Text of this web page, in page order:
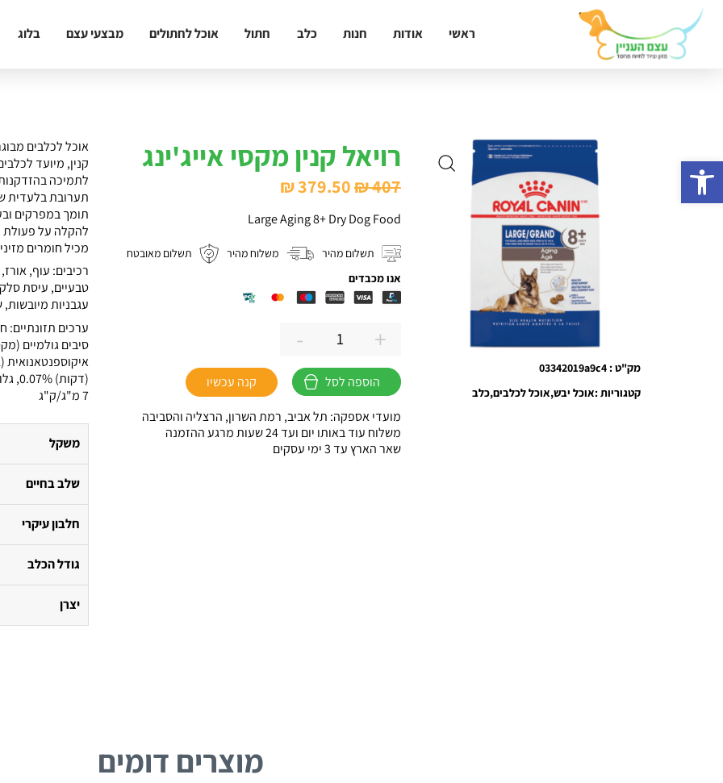
ראשי אודות חנות כלב חתול אוכל לחתולים מבצעי עצם בלוג
מק"ט : 03342019a9c4
קטגוריות :אוכל יבש אוכל לכלבים כלב
רויאל קנין מקסי אייג'ינג
₪407
המחיר
המקורי
היה:
₪ 407.
₪379.50
הנוכחי
הוא:
₪ 379.50.
Large Aging 8+ Dry Dog Food
תשלום מהיר משלוח מהיר
תשלום מאובטח
אנו מכבדים
+כמות
של
רויאל
קנין
מקסי
אייג'ינג
-
הוספה לסל קנה עכשיו
מועדי אספקה: תל אביב, רמת השרון, הרצליה והסביבה
משלוח עוד באותו יום ועד 24 שעות מרגע ההזמנה
שאר הארץ עד 3 ימי עסקים
תערובת בלעדית
תומך במפרקים
להקלה על פעולת
מכיל חומרים
רכיבים: עוף,
טבעיים, עיסת סלק
עגבניות
7 מ"ג/ק"ג
משקל
שלב בחיים
חלבון עיקרי
גודל הכלב
יצרן
מוצרים דומים
פתח סרגל נגישות